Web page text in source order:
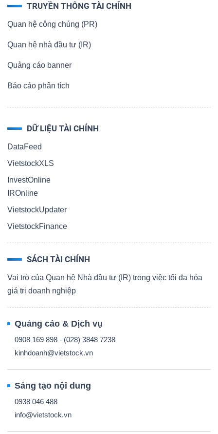
TRUYỀN THÔNG TÀI CHÍNH
Quan hệ công chúng (PR)
Quan hệ nhà đầu tư (IR)
Quảng cáo banner
Báo cáo phân tích
DỮ LIỆU TÀI CHÍNH
DataFeed
VietstockXLS
InvestOnline
IROnline
VietstockUpdater
VietstockFinance
SÁCH TÀI CHÍNH
Vai trò của Quan hệ Nhà đầu tư (IR) trong việc tối đa hóa
giá trị doanh nghiệp
Quảng cáo & Dịch vụ
0908 169 898 - (028) 3848 7238
kinhdoanh@vietstock.vn
Sáng tạo nội dung
0938 046 488
info@vietstock.vn